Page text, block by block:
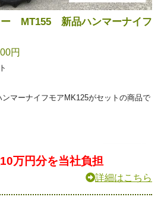
MT155 新品ハンマーナイフ
円
マーナイフモアMK125がセットの商品で
万円分を当社負担
詳細はこちら